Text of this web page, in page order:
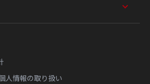
人情報の取り扱い